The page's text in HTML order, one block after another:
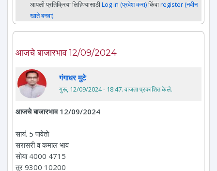
आपली प्रतिक्रिया लिहिण्यासाठीLog in (प्रवेश करा)किंवाregister (नवीन
खाते बनवा)
आजचे बाजारभाव 12/09/2024
गंगाधर मुटे
गुरू, 12/09/2024 - 18:47. वाजता प्रकाशित केले.
आजचे बाजारभाव 12/09/2024
सायं. 5 पावेतो
सरासरी व कमाल भाव
सोया 4000 4715
तुर 9300 10200